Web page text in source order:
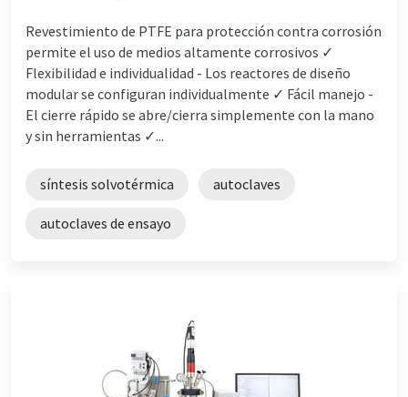
Revestimiento de PTFE para protección contra corrosión
permite el uso de medios altamente corrosivos ✓
Flexibilidad e individualidad - Los reactores de diseño
modular se configuran individualmente ✓ Fácil manejo -
El cierre rápido se abre/cierra simplemente con la mano
y sin herramientas ✓...
síntesis solvotérmica autoclaves
autoclaves de ensayo